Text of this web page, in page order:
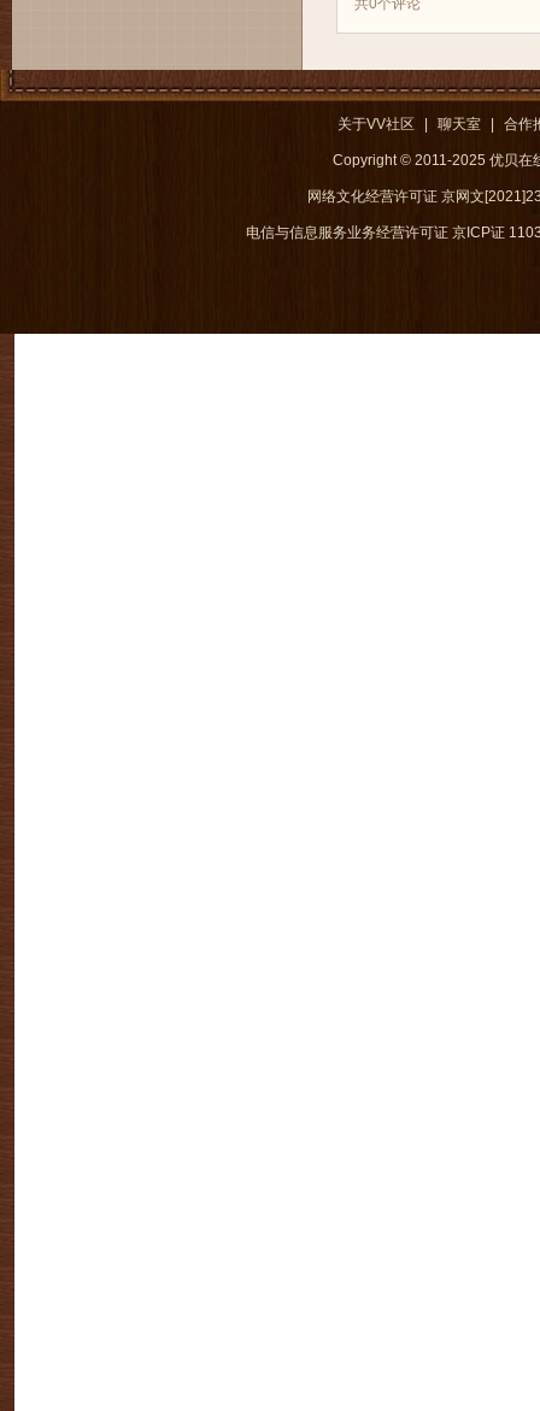
共0个评论
关于VV社区 聊天室 合作
Copyright © 2011-2025 优贝在
网络文化经营许可证 京网文
电信与信息服务业务经营许可证 京ICP证